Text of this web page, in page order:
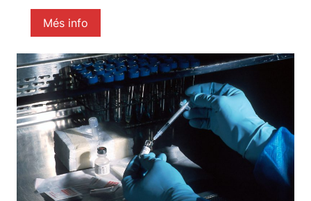
Més info